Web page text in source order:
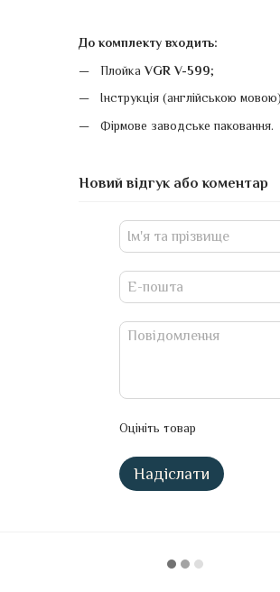
До комплекту входить:
ПлойкаVGR V-599;
Інструкція (англійською
Фірмове заводське паковання.
Новий відгук або коментар
Оцініть товар
Надіслати